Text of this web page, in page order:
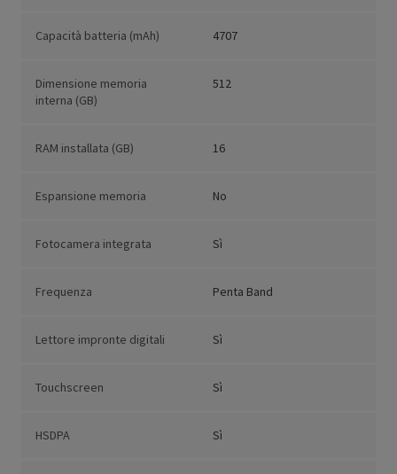
Capacità batteria (mAh) 4707
Dimensione memoria
interna (GB)
512
RAM installata (GB) 16
Espansione memoria No
Fotocamera integrata Sì
Frequenza Penta Band
Lettore impronte digitali Sì
Touchscreen Sì
HSDPA Sì